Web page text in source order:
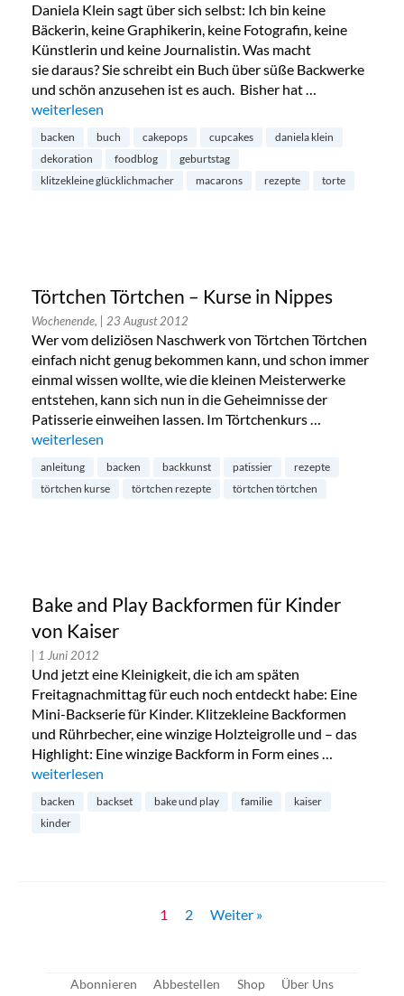
Daniela Klein sagt über sich selbst: Ich bin keine
Bäckerin, keine Graphikerin, keine Fotografin, keine
Künstlerin und keine Journalistin. Was macht
sie daraus? Sie schreibt ein Buch über süße Backwerke
und schön anzusehen ist es auch. Bisher hat …
„Daniela Klein: Winzige Glücklichmacher“
weiterlesen
backen buch cakepops cupcakes
daniela klein
dekoration
foodblog
geburtstag
klitzekleine glücklichmacher
macarons rezepte torte
Törtchen Törtchen – Kurse in Nippes
Wochenende, | 23 August 2012
Wer vom deliziösen Naschwerk von Törtchen Törtchen
einfach nicht genug bekommen kann, und schon immer
einmal wissen wollte, wie die kleinen Meisterwerke
entstehen, kann sich nun in die Geheimnisse der
Patisserie einweihen lassen. Im Törtchenkurs …
„Törtchen Törtchen – Kurse in Nippes“
weiterlesen
anleitung backen backkunst patissier
rezepte
törtchen kurse
törtchen rezepte törtchen törtchen
Bake and Play Backformen für Kinder
von Kaiser
| 1 Juni 2012
Und jetzt eine Kleinigkeit, die ich am späten
Freitagnachmittag für euch noch entdeckt habe: Eine
Mini-Backserie für Kinder. Klitzekleine Backformen
und Rührbecher, eine winzige Holzteigrolle und – das
Highlight: Eine winzige Backform in Form eines …
„Bake and Play Backformen für Kinder von Kaiser“
weiterlesen
backen backset bake und play familie
kaiser
kinder
1 2 Weiter »
Abonnieren Abbestellen Shop Über Uns